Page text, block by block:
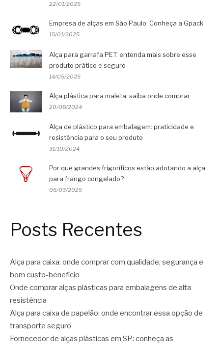
22/01/2025
Empresa de alças em São Paulo: Conheça a Gpack
15/01/2025
Alça para garrafa PET: entenda mais sobre esse
produto prático e seguro
14/05/2025
Alça plástica para maleta: saiba onde comprar
20/08/2024
Alça de plástico para embalagem: praticidade e
resistência para o seu produto
31/10/2024
Por que grandes frigoríficos estão adotando a alça
para frango congelado?
05/03/2025
Posts Recentes
Alça para caixa: onde comprar com qualidade, segurança e
bom custo-benefício
Onde comprar alças plásticas para embalagens de alta
resistência
Alça para caixa de papelão: onde encontrar essa opção de
transporte seguro
Fornecedor de alças plásticas em SP: conheça as